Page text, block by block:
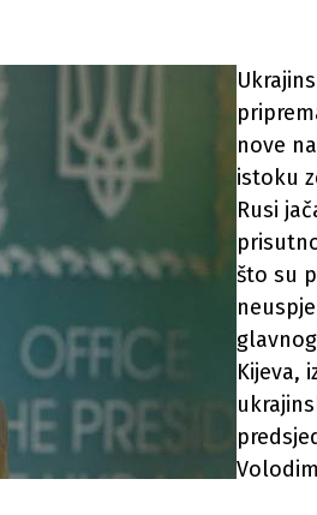
nove
istoku
Rusi
što su
Kijeva,